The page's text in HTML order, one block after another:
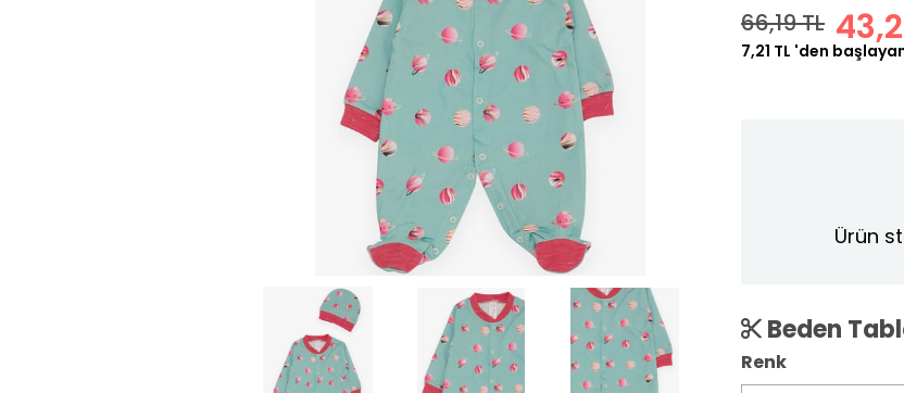
66,19 TL
7,21 TL 'den
Ürün
Beden
Renk